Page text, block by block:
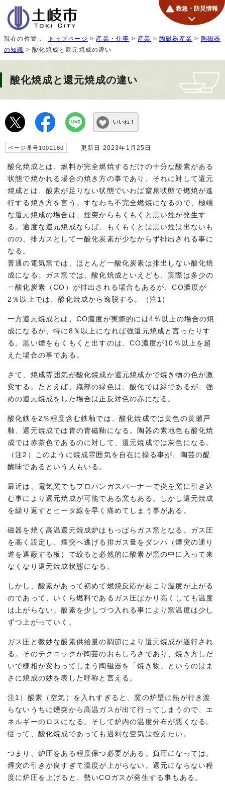
救急・防災情報
現在の位置： トップページ > 産業・仕事 > 産業 >陶磁器産業 > 陶磁器
の知識 > 酸化焼成と還元焼成の違い
酸化焼成と還元焼成の違い
いいね！
ページ番号1002180 更新日 2023年1月25日
酸化焼成とは、燃料が完全燃焼するだけの十分な酸素がある
状態で焼かれる場合の焼き方の事であり、それに対して還元
焼成とは、酸素が足りない状態でいわば窒息状態で燃焼が進
行する焼き方を言う。すなわち不完全燃焼になるので、極端
な還元焼成の場合は、煙突からもくもくと黒い煙が発生す
る。適度な還元焼成ならば、もくもくとは黒い煙は出ないも
のの、排ガスとして一酸化炭素が少なからず排出される事に
なる。
普通の電気窯では、ほとんど一酸化炭素は排出しない酸化焼
成になる。ガス窯では、酸化焼成といえども、実際は多少の
一酸化炭素（CO）が排出される場合もあるが、CO濃度が
2％以上では、酸化焼成から逸脱する。（注1）
一方還元焼成とは、CO濃度が実際的には4％以上の場合の焼
成になるが、特に8％以上になれば強還元焼成と言ったりす
る。黒い煙をもくもくと出すのは、CO濃度が10％以上を超
えた場合の事である。
さて、焼成雰囲気が酸化焼成か還元焼成かで焼き物の色が激
変する。たとえば、織部の緑色は、酸化では緑であるが、強
めの還元焼成をした場合は正反対色の赤になる。
酸化鉄を2％程度含む鉄釉では、酸化焼成では黄色の黄瀬戸
釉、還元焼成では青の青磁釉になる。陶器の素地色も酸化焼
成では赤茶色であるのに対して、還元焼成では灰色になる。
（注2）このように焼成雰囲気を自在に操る事が、陶芸の醍
醐味であるという人もいる。
最近は、電気窯でもプロパンガスバーナーで炎を窯に引き込
む事により還元焼成が可能である窯もある。しかし還元焼成
を繰り返すとヒータ線を早く痛めてしまう事がある。
磁器を焼く高温還元焼成炉はもっぱらガス窯となる。ガス圧
を高く設定し、煙突へ逃げる排ガス量をダンパ（煙突の通り
道を遮蔽する板）で絞ると必然的に酸素が窯の中に入って来
なくなり還元焼成状態になる。
しかし、酸素があって初めて燃焼反応が起こり温度が上がる
のであって、いくら燃料であるガス圧ばかり高くしても温度
は上がらない。酸素を少しづつ入れる事により窯温度は少し
ずつ上がっていく。
ガス圧と微妙な酸素供給量の調節により還元焼成が遂行され
る。そのテクニックが陶芸のおもしろさであり、焼き方しだ
いで様相が変わってしまう陶磁器を「焼き物」というのはま
さに焼成の妙を表した呼称と言える。
注1）酸素（空気）を入れすぎると、窯の炉壁に熱が行き渡
らないうちに煙突から高温ガスが出て行ってしまうので、エ
ネルギーのロスになる。そして炉内の温度分布が悪くなる。
従って、酸化焼成であっても過剰な空気は控えたい。
つまり、炉圧をある程度保つ必要がある。負圧になっては、
煙突の引きが良すぎて温度が上がらない。還元にならない程
度に炉圧を上げると、勢いCOガスが発生する事もある。